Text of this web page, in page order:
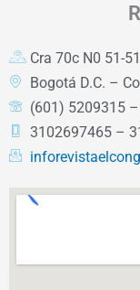
Cra 70c N0 51-
Bogotá D.C. –
(601) 5209315
3102697465 –